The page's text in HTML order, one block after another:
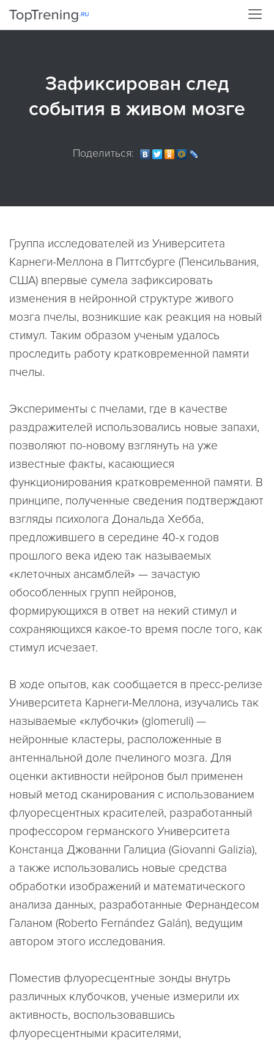
Зафиксирован след
события в живом мозге
Поделиться:
Группа исследователей из Университета
Карнеги-Меллона в Питтсбурге (Пенсильвания,
США) впервые сумела зафиксировать
изменения в нейронной структуре живого
мозга пчелы, возникшие как реакция на новый
стимул. Таким образом ученым удалось
проследить работу кратковременной памяти
пчелы.
Эксперименты с пчелами, где в качестве
раздражителей использовались новые запахи,
позволяют по-новому взглянуть на уже
известные факты, касающиеся
функционирования кратковременной памяти. В
принципе, полученные сведения подтверждают
взгляды психолога Дональда Хебба,
предложившего в середине 40-х годов
прошлого века идею так называемых
«клеточных ансамблей» — зачастую
обособленных групп нейронов,
формирующихся в ответ на некий стимул и
сохраняющихся какое-то время после того, как
стимул исчезает.
В ходе опытов, как сообщается в пресс-релизе
Университета Карнеги-Меллона, изучались так
называемые «клубочки» (glomeruli) —
нейронные кластеры, расположенные в
антеннальной доле пчелиного мозга. Для
оценки активности нейронов был применен
новый метод сканирования с использованием
флуоресцентных красителей, разработанный
профессором германского Университета
Констанца Джованни Галициа (Giovanni Galizia),
а также использовались новые средства
обработки изображений и математического
анализа данных, разработанные Фернандесом
Галаном (Roberto Fernández Galán), ведущим
автором этого исследования.
Поместив флуоресцентные зонды внутрь
различных клубочков, ученые измерили их
активность, воспользовавшись
флуоресцентными красителями,